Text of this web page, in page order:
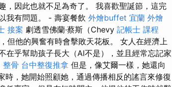
，因此也就不足為奇了。 我喜歡聖誕節，這完
我有問題。 - 壽宴餐飲 外燴buffet 宜蘭 外燴
接案 劇透雪佛蘭·蔡斯（Chevy 記帳士 課程
但他的興奮有時會擊敗天花板。 女人在經濟上
在乎幫助孩子長大（Al不是），並且經常忘記家
整骨 台中整復推拿 但是，像艾爾一樣，她還向
，她開始照顧她，通過傳播相反的謠言來修復